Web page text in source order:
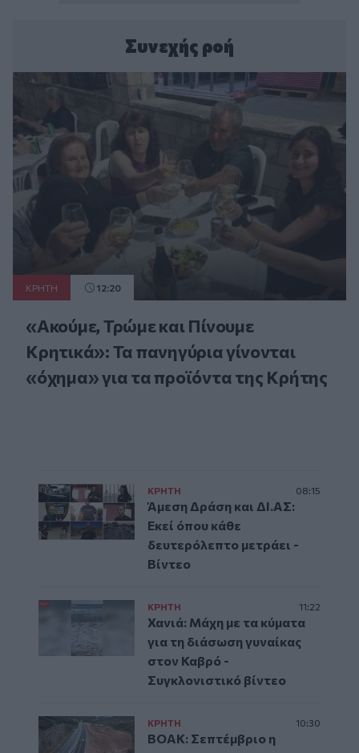
Συνεχής ροή
ΚΡΗΤΗ 12:20
«Ακούμε, Τρώμε και Πίνουμε
Κρητικά»: Τα πανηγύρια γίνονται
«όχημα» για τα προϊόντα της Κρήτης
ΚΡΗΤΗ 08:15
Άμεση Δράση και ΔΙ.ΑΣ:
Εκεί όπου κάθε
δευτερόλεπτο μετράει -
Βίντεο
ΚΡΗΤΗ 11:22
Χανιά: Μάχη με τα κύματα
για τη διάσωση γυναίκας
στον Καβρό -
Συγκλονιστικό βίντεο
ΚΡΗΤΗ 10:30
ΒΟΑΚ: Σεπτέμβριο η